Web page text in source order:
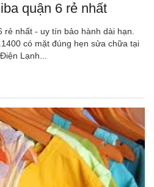
quận 6 rẻ nhất
rẻ nhất - uy tín bảo hành dài hạn.
có mặt đúng hẹn sửa chữa tại
Lạnh...